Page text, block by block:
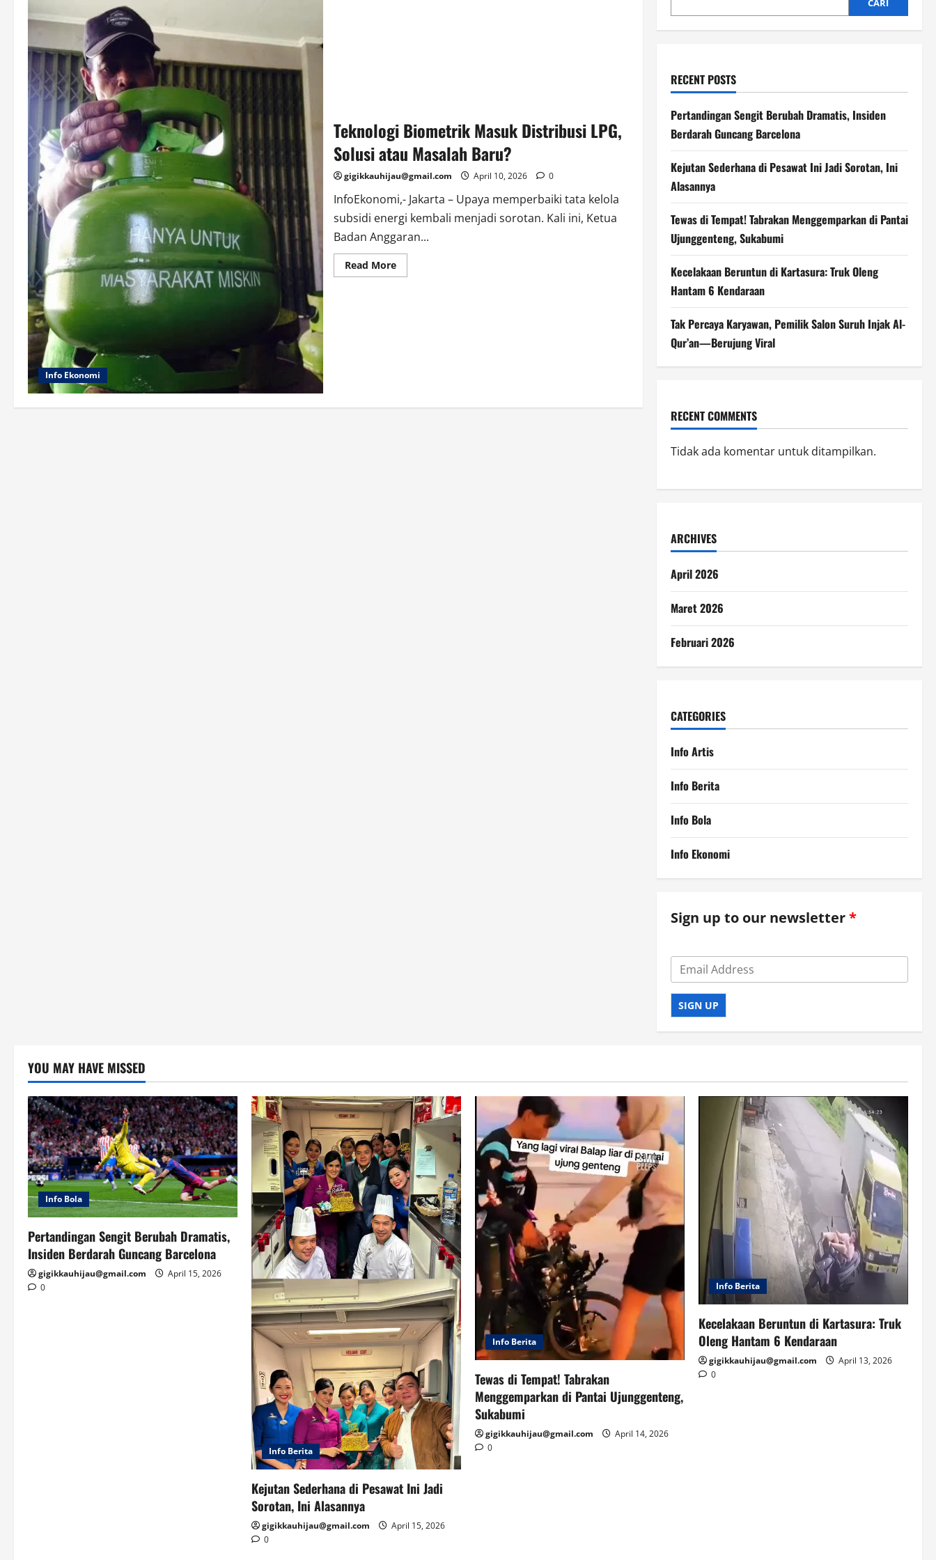
Info Ekonomi
Teknologi Biometrik Masuk Distribusi LPG,
Solusi atau Masalah Baru?
gigikkauhijau@gmail.com April 10, 2026 0
InfoEkonomi,- Jakarta – Upaya memperbaiki tata kelola
subsidi energi kembali menjadi sorotan. Kali ini, Ketua
Badan Anggaran...
Read MoreRead
more
CARI
RECENT POSTS
Pertandingan Sengit Berubah Dramatis, Insiden
Berdarah Guncang Barcelona
Kejutan Sederhana di Pesawat Ini Jadi Sorotan, Ini
Alasannya
Tewas di Tempat! Tabrakan Menggemparkan di Pantai
Ujunggenteng, Sukabumi
Kecelakaan Beruntun di Kartasura: Truk Oleng
Hantam 6 Kendaraan
Tak Percaya Karyawan, Pemilik Salon Suruh Injak Al-
Qur’an—Berujung Viral
RECENT COMMENTS
Tidak ada komentar untuk ditampilkan.
ARCHIVES
April 2026
Maret 2026
Februari 2026
CATEGORIES
Info Artis
Info Berita
Info Bola
Info Ekonomi
Sign up to our newsletter
SIGN UP
YOU MAY HAVE MISSED
Info Bola
Pertandingan Sengit Berubah Dramatis,
Insiden Berdarah Guncang Barcelona
gigikkauhijau@gmail.com
April 15, 2026
0
Info Berita
Kejutan Sederhana di Pesawat Ini Jadi
Sorotan, Ini Alasannya
gigikkauhijau@gmail.com
April 15, 2026
0
Info Berita
Tewas di Tempat! Tabrakan
Menggemparkan di Pantai Ujunggenteng,
Sukabumi
gigikkauhijau@gmail.com
April 14, 2026
0
Info Berita
Kecelakaan Beruntun di Kartasura: Truk
Oleng Hantam 6 Kendaraan
gigikkauhijau@gmail.com
April 13, 2026
0